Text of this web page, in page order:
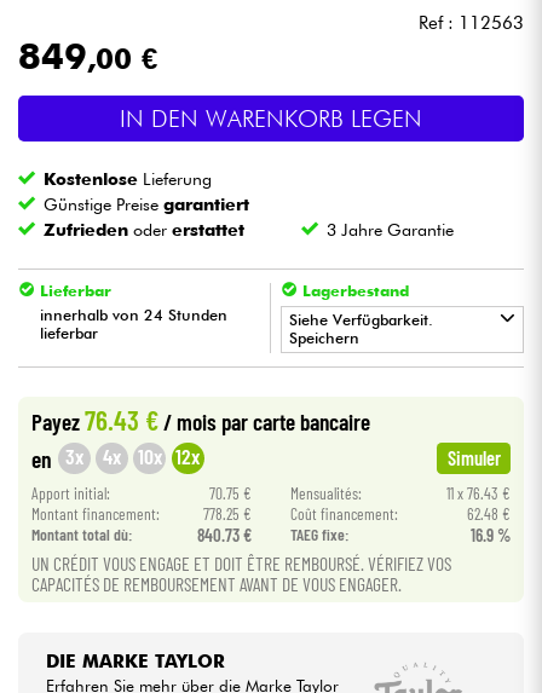
Live-Sound
Licht
Drums
Violinen & Quartett
Kabel & Zubehöre
HiFi
Bundle
Ref : 112563
849,00 €
IN DEN WARENKORB LEGEN
Kostenlose Lieferung
Günstige Preisegarantiert
Zufrieden odererstattet 3 Jahre Garantie
Lieferbar
innerhalb von 24 Stunden
lieferbar
Lagerbestand
Siehe Verfügbarkeit.
Speichern
• BORDEAUX
Star'SMusic
• Music BRUXELLES
Payez76.43 €/ mois par carte bancaire
en 3x 4x 10x 12x Simuler
Apport initial: 70.75 € Mensualités:
11 x 76.43 €
Montant financement:
778.25 € Coût financement:
62.48 €
Montant total dù:
840.73 € TAEG fixe: 16.9 %
UN CRÉDIT VOUS ENGAGE ET DOIT ÊTRE REMBOURSÉ. VÉRIFIEZ VOS
CAPACITÉS DE REMBOURSEMENT AVANT DE VOUS ENGAGER.
DIE MARKE TAYLOR
Erfahren Sie mehr über die Marke Taylor